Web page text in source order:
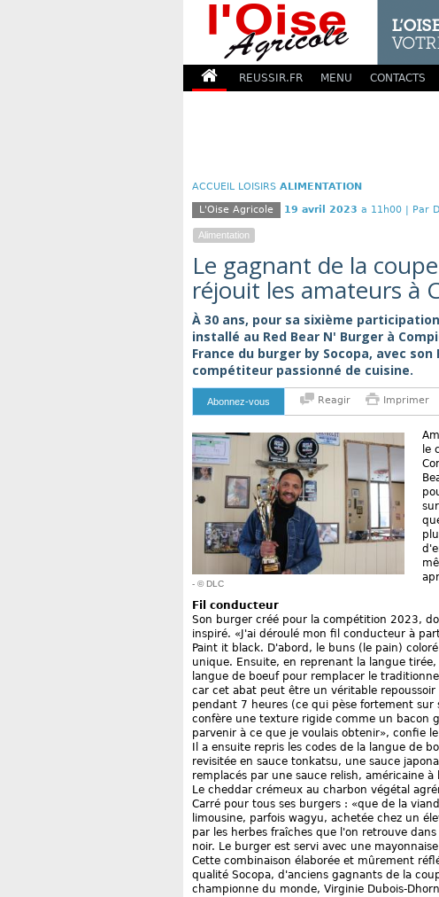
REUSSIR.FR MENU CONTACTS
ACCUEIL LOISIRS ALIMENTATION
L'Oise Agricole 19 avril 2023 a 11h00 | Par
Alimentation
Le gagnant de la
réjouit les amateurs à
À 30 ans, pour sa sixième
installé au Red Bear N' Burger à
France du burger by Socopa, avec
compétiteur passionné de cuisine.
Abonnez-vous Reagir Imprimer
- © DLC
le
Fil conducteur
Son burger créé pour la compétition 2023,
inspiré. «J'ai déroulé mon fil conducteur à
Paint it black. D'abord, le buns (le pain)
unique. Ensuite, en reprenant la langue
langue de boeuf pour remplacer le
car cet abat peut être un véritable
pendant 7 heures (ce qui pèse fortement
confère une texture rigide comme un bacon
parvenir à ce que je voulais obtenir», confie
Il a ensuite repris les codes de la langue de
revisitée en sauce tonkatsu, une sauce
remplacés par une sauce relish, américaine
Le cheddar crémeux au charbon végétal
Carré pour tous ses burgers : «que de la
limousine, parfois wagyu, achetée chez un
par les herbes fraîches que l'on retrouve
noir. Le burger est servi avec une
Cette combinaison élaborée et mûrement
qualité Socopa, d'anciens gagnants de la
championne du monde, Virginie Dubois-